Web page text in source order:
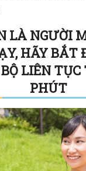
LÀ NGƯỜI
HÃY BẮT
LIÊN TỤC
PHÚT